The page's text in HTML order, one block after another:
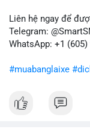
Lời khuyên cho nhà
tiếp theo từ địa chỉ
Tránh hành động
tăng.
Liên hệ ngay để
Telegram:
WhatsApp: +1 (605)
#muabanglaixe